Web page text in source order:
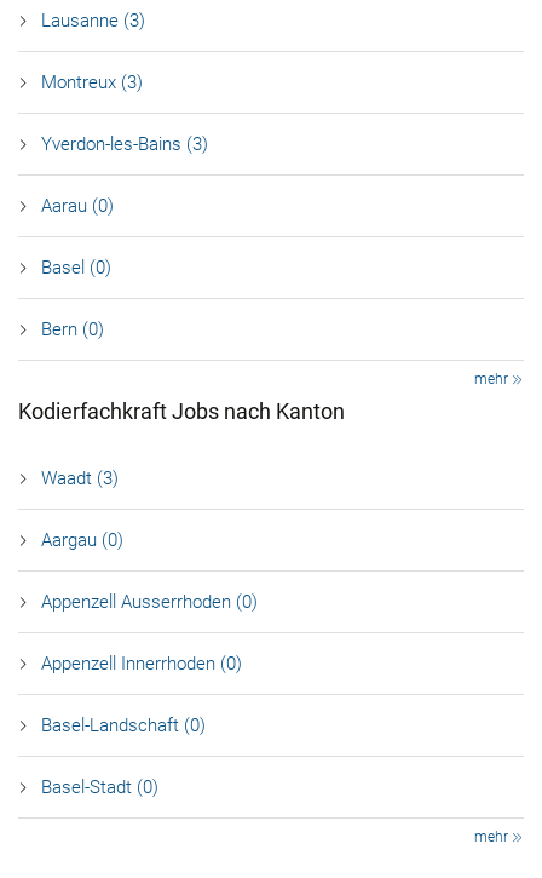
Lausanne (3)
Montreux (3)
Yverdon-les-Bains (3)
Aarau (0)
Basel (0)
Bern (0)
mehr
Kodierfachkraft Jobs nach Kanton
Waadt (3)
Aargau (0)
Appenzell Ausserrhoden (0)
Appenzell Innerrhoden (0)
Basel-Landschaft (0)
Basel-Stadt (0)
mehr